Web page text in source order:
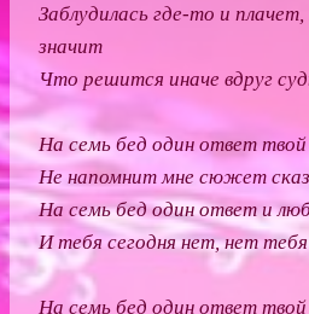
Заблудилась где-то и
значит
Что решится иначе вдруг
На семь бед один ответ
Не напомнит мне сюжет
На семь бед один ответ и
И тебя сегодня нет, нет
На семь бед один ответ